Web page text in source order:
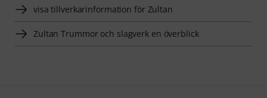
visa tillverkarinformation för Zultan
Zultan Trummor och slagverk en överblick